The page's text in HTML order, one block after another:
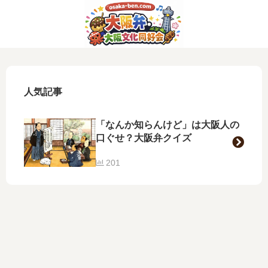
人気記事
「なんか知らんけど」は大阪人の
口ぐせ？大阪弁クイズ
201